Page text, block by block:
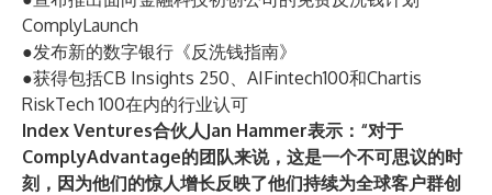
ComplyLaunch
●发布新的数字银行 《反洗钱指南》
●获得包括CB Insights 250、 AIFintech100和Chartis
RiskTech 100在内的行业认可
Index Ventures合伙人Jan Hammer表示：“对于
ComplyAdvantage的团队来说，这是一个不可思议的时
刻，因为他们的惊人增长反映了他们持续为全球客户群创